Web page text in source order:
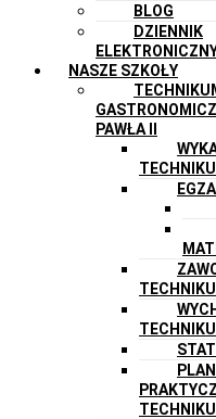
BLOG
DZIENNIK
NASZE SZKOŁY
PAWŁA II